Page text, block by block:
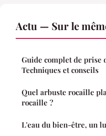
Actu — Sur le
Guide complet de prise
Techniques et conseils
Quel arbuste rocaille
rocaille ?
L'eau du bien-être, un